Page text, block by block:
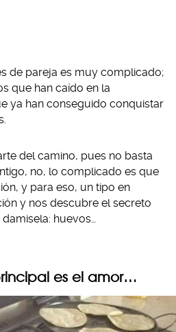
de pareja es muy complicado;
que han caído en la
ya han conseguido conquistar
del camino, pues no basta
no, lo complicado es que
y para eso, un tipo en
y nos descubre el secreto
huevos…
es el amor…